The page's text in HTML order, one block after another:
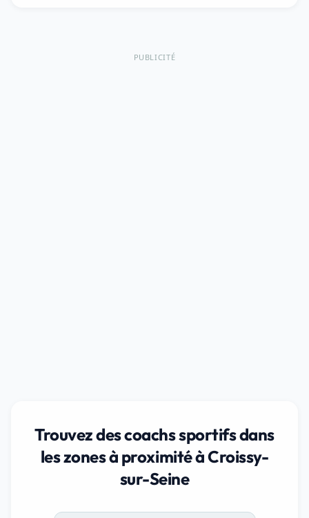
PUBLICITÉ
Trouvez des coachs sportifs dans
les zones à proximité à Croissy-
sur-Seine